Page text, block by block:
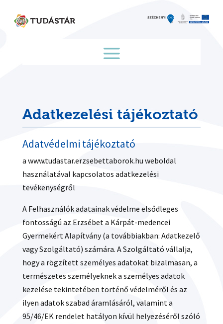
content
Adatkezelési tájékoztató
Adatvédelmi tájékoztató
a www.tudastar.erzsebettaborok.hu weboldal
használatával kapcsolatos adatkezelési
tevékenységről
A Felhasználók adatainak védelme elsődleges
fontosságú az Erzsébet a Kárpát-medencei
Gyermekért Alapítvány (a továbbiakban: Adatkezelő
vagy Szolgáltató) számára. A Szolgáltató vállalja,
hogy a rögzített személyes adatokat bizalmasan, a
természetes személyeknek a személyes adatok
kezelése tekintetében történő védelméről és az
ilyen adatok szabad áramlásáról, valamint a
95/46/EK rendelet hatályon kívül helyezéséről szóló